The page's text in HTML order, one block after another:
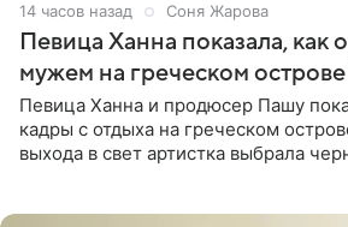
14 часов назад Соня Жарова
Певица Ханна показала, как
мужем на греческом
Певица Ханна и продюсер Пашу
кадры с отдыха на греческом
выхода в свет артистка выбрала